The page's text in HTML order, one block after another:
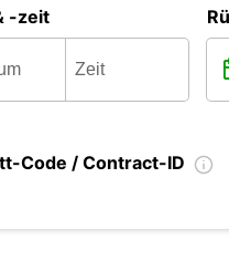
-zeit
Code / Contract-ID